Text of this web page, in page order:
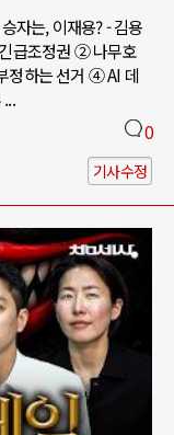
자는, 이재용? - 김용
급조정권 ② 나무호
정하는 선거 ④ AI 데
0
기사수정